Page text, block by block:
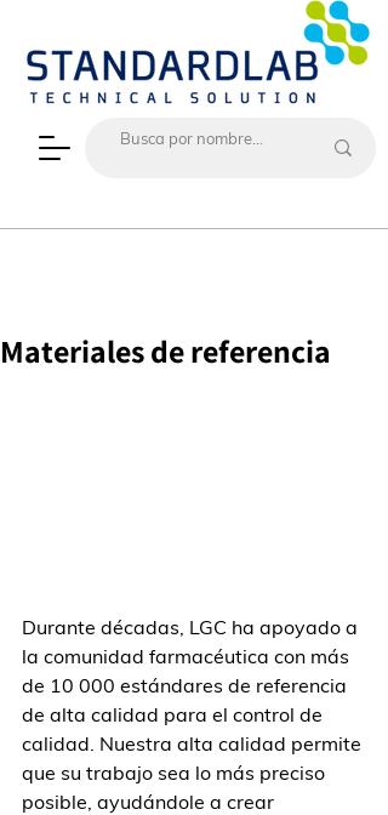
Materiales de referencia
Durante décadas, LGC ha apoyado a
la comunidad farmacéutica con más
de 10 000 estándares de referencia
de alta calidad para el control de
calidad. Nuestra alta calidad permite
que su trabajo sea lo más preciso
posible, ayudándole a crear